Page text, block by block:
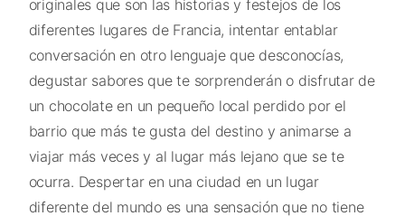
originales que son las historias y festejos de los
diferentes lugares de Francia, intentar entablar
conversación en otro lenguaje que desconocías,
degustar sabores que te sorprenderán o disfrutar de
un chocolate en un pequeño local perdido por el
barrio que más te gusta del destino y animarse a
viajar más veces y al lugar más lejano que se te
ocurra. Despertar en una ciudad en un lugar
diferente del mundo es una sensación que no tiene